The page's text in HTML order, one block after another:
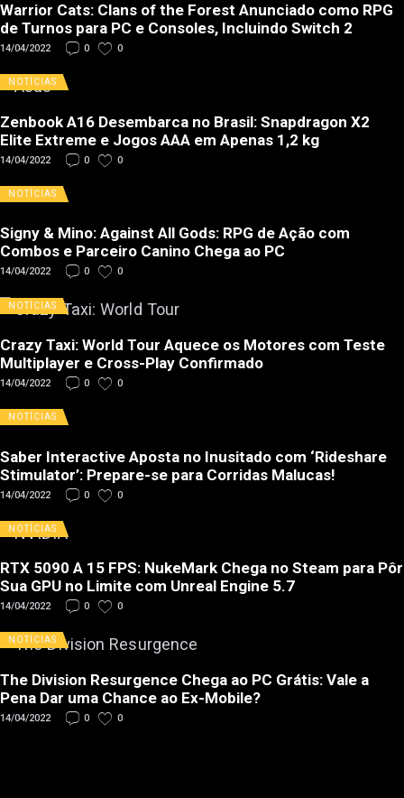
Warrior Cats: Clans of the Forest Anunciado como RPG
de Turnos para PC e Consoles, Incluindo Switch 2
14/04/2022 0 0
NOTÍCIAS
Zenbook A16 Desembarca no Brasil: Snapdragon X2
Elite Extreme e Jogos AAA em Apenas 1,2 kg
14/04/2022 0 0
NOTÍCIAS
Signy & Mino: Against All Gods: RPG de Ação com
Combos e Parceiro Canino Chega ao PC
14/04/2022 0 0
NOTÍCIAS
Crazy Taxi: World Tour Aquece os Motores com Teste
Multiplayer e Cross-Play Confirmado
14/04/2022 0 0
NOTÍCIAS
Saber Interactive Aposta no Inusitado com ‘Rideshare
Stimulator’: Prepare-se para Corridas Malucas!
14/04/2022 0 0
NOTÍCIAS
RTX 5090 A 15 FPS: NukeMark Chega no Steam para Pôr
Sua GPU no Limite com Unreal Engine 5.7
14/04/2022 0 0
NOTÍCIAS
The Division Resurgence Chega ao PC Grátis: Vale a
Pena Dar uma Chance ao Ex-Mobile?
14/04/2022 0 0